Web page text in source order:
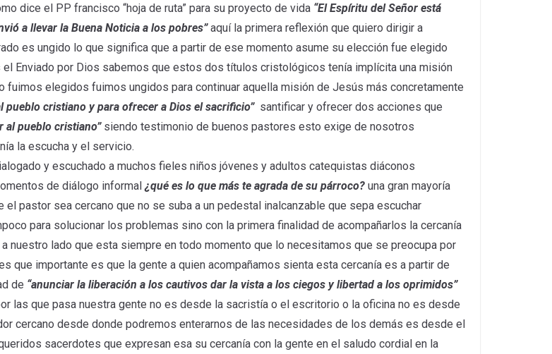
dice el PP francisco “hoja de ruta” para su proyecto de vida “El Espíritu del Señor está
a llevar la Buena Noticia a los pobres”aquí la primera reflexión que quiero dirigir a
es ungido lo que significa que a partir de ese momento asume su elección fue elegido
Enviado por Dios sabemos que estos dos títulos cristológicos tenía implícita una misión
fuimos elegidos fuimos ungidos para continuar aquella misión de Jesús más concretamente
pueblo cristiano y para ofrecer a Dios el sacrificio”santificar y ofrecer dos acciones que
al pueblo cristiano”siendo testimonio de buenos pastores esto exige de nosotros
la escucha y el servicio.
y escuchado a muchos fieles niños jóvenes y adultos catequistas diáconos
de diálogo informal¿qué es lo que más te agrada de su párroco? una gran mayoría
pastor sea cercano que no se suba a un pedestal inalcanzable que sepa escuchar
para solucionar los problemas sino con la primera finalidad de acompañarlos la cercanía
nuestro lado que esta siempre en todo momento que lo necesitamos que se preocupa por
importante es que la gente a quien acompañamos sienta esta cercanía es a partir de
de “anunciar la liberación a los cautivos dar la vista a los ciegos y libertad a los oprimidos”
las que pasa nuestra gente no es desde la sacristía o el escritorio o la oficina no es desde
cercano desde donde podremos enterarnos de las necesidades de los demás es desde el
sacerdotes que expresan esa su cercanía con la gente en el saludo cordial en la